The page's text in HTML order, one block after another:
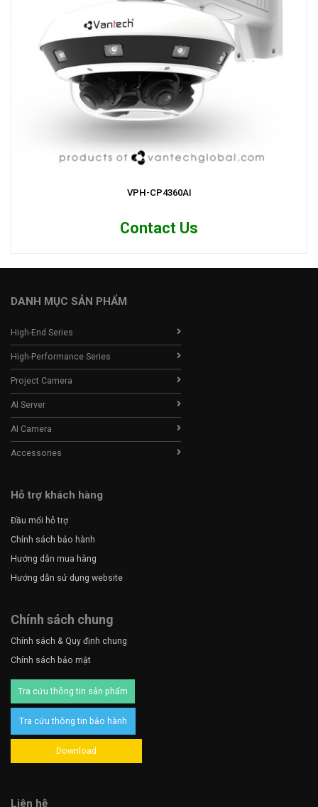
VPH-CP4360AI
Contact Us
DANH MỤC SẢN PHẨM
High-End Series
High-Performance Series
Project Camera
AI Server
AI Camera
Accessories
Hỗ trợ khách hàng
Đầu mối hỗ trợ
Chính sách bảo hành
Hướng dẫn mua hàng
Hướng dẫn sử dụng website
Chính sách chung
Chính sách & Quy định chung
Chính sách bảo mật
Tra cứu thông tin sản phẩm
Tra cứu thông tin bảo hành
Download
Liên hệ